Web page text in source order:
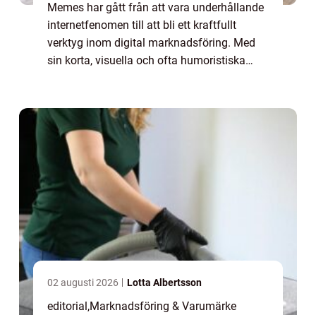
Memes har gått från att vara underhållande
internetfenomen till att bli ett kraftfullt
verktyg inom digital marknadsföring. Med
sin korta, visuella och ofta humoristiska
02 augusti 2026 Lotta Albertsson
editorial ,Marknadsföring & Varumärke